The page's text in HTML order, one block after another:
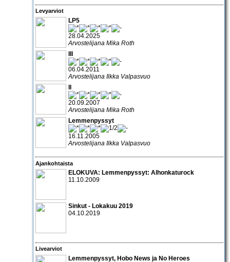
Levyarviot
LP5
28.04.2025
Arvostelijana Mika Roth
III
06.04.2011
Arvostelijana Ilkka Valpasvuo
II
20.09.2007
Arvostelijana Mika Roth
Lemmenpyssyt
16.11.2005
Arvostelijana Ilkka Valpasvuo
Ajankohtaista
ELOKUVA: Lemmenpyssyt: Alhonkaturock
11.10.2009
Sinkut - Lokakuu 2019
04.10.2019
Livearviot
Lemmenpyssyt, Hobo News ja No Heroes